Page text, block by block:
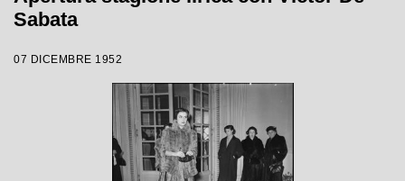
Sabata
07 DICEMBRE 1952